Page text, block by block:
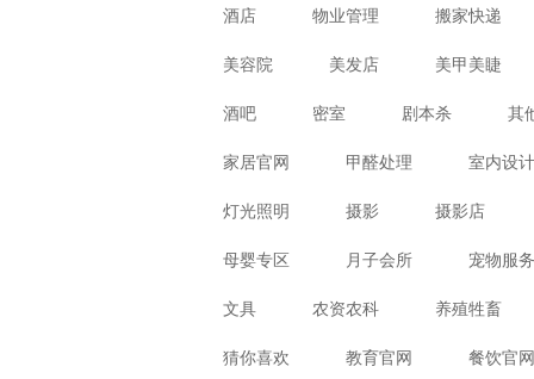
酒店 物业管理 搬家快递
美容院 美发店 美甲美睫
酒吧 密室 剧本杀 其
家居官网 甲醛处理 室内设计
灯光照明 摄影 摄影店
母婴专区 月子会所 宠物服务
文具 农资农科 养殖牲畜
猜你喜欢 教育官网 餐饮官网